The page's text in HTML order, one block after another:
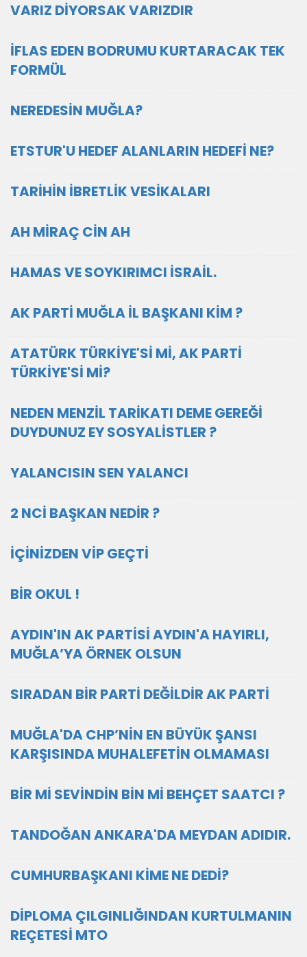
VARIZ DİYORSAK VARIZDIR
İFLAS EDEN BODRUMU KURTARACAK TEK
FORMÜL
NEREDESİN MUĞLA?
ETSTUR'U HEDEF ALANLARIN HEDEFİ NE?
TARİHİN İBRETLİK VESİKALARI
AH MİRAÇ CİN AH
HAMAS VE SOYKIRIMCI İSRAİL.
AK PARTİ MUĞLA İL BAŞKANI KİM ?
ATATÜRK TÜRKİYE'Sİ Mİ, AK PARTİ
TÜRKİYE'Sİ Mİ?
NEDEN MENZİL TARİKATI DEME GEREĞİ
DUYDUNUZ EY SOSYALİSTLER ?
YALANCISIN SEN YALANCI
2 NCİ BAŞKAN NEDİR ?
İÇİNİZDEN VİP GEÇTİ
BİR OKUL !
AYDIN'IN AK PARTİSİ AYDIN'A HAYIRLI,
MUĞLA’YA ÖRNEK OLSUN
SIRADAN BİR PARTİ DEĞİLDİR AK PARTİ
MUĞLA'DA CHP’NİN EN BÜYÜK ŞANSI
KARŞISINDA MUHALEFETİN OLMAMASI
BİR Mİ SEVİNDİN BİN Mİ BEHÇET SAATCI ?
TANDOĞAN ANKARA'DA MEYDAN ADIDIR.
CUMHURBAŞKANI KİME NE DEDİ?
DİPLOMA ÇILGINLIĞINDAN KURTULMANIN
REÇETESİ MTO